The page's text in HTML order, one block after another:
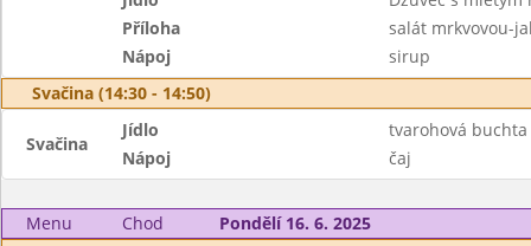
Příloha
salát mrkvovou-
Nápoj
sirup
Svačina (14:30 - 14:50)
Svačina
Jídlo
tvarohová buchta
Nápoj
čaj
Menu Chod
Pondělí 16. 6. 2025